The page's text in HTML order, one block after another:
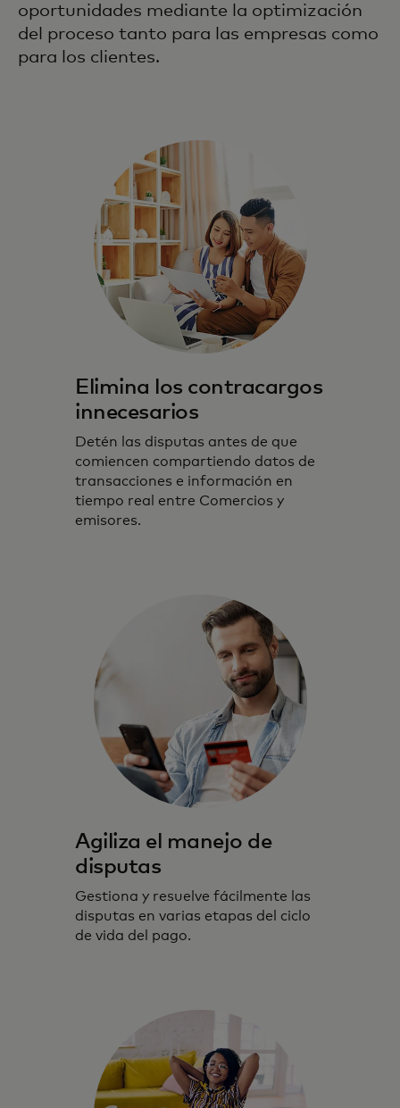
oportunidades mediante la optimización
del proceso tanto para las empresas como
para los clientes.
Elimina los contracargos
innecesarios
Detén las disputas antes de que
comiencen compartiendo datos de
transacciones e información en
tiempo real entre Comercios y
emisores.
Agiliza el manejo de
disputas
Gestiona y resuelve fácilmente las
disputas en varias etapas del ciclo
de vida del pago.